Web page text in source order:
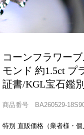
コーンフラワー
モンド 約1.5ct プ
証書/KGL宝石鑑別
商品番号 BA260529-
特別 直販価格（業者様・個